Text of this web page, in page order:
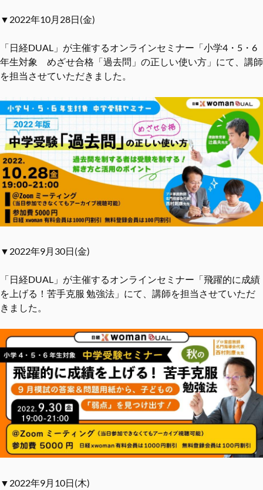
▼2022年10月28日(金)
「日経DUAL」が主催するオンラインセミナー「小学4・5・6
年生対象 めざせ合格「過去問」の正しい使い方」にて、講師
を担当させていただきました。
▼2022年9月30日(金)
「日経DUAL」が主催するオンラインセミナー「飛躍的に成績
を上げる！苦手克服 勉強法」にて、講師を担当させていただ
きました。
▼2022年9月10日(木)